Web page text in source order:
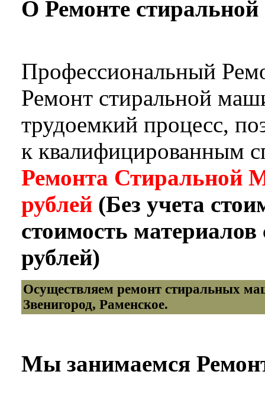
О Ремонте
Профессиональный
Ремонт стиральной
трудоемкий процесс,
к квалифицированным
Ремонта Стиральной
рублей (Без учета
стоимость материалов
рублей)
Осуществляем ремонт стиральных
Звенигород, Раменское.
Мы занимаемся